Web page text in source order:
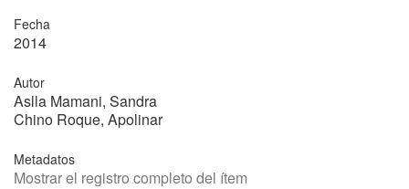
Fecha
2014
Autor
Aslla Mamani, Sandra
Chino Roque, Apolinar
Metadatos
Mostrar el registro completo del ítem